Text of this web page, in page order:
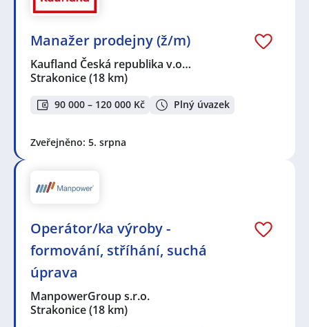
Manažer prodejny (ž/m)
Kaufland Česká republika v.o…
Strakonice(18 km)
90 000 – 120 000 Kč Plný úvazek
Zveřejněno: 5. srpna
Operátor/ka výroby -
formování, stříhání, suchá
úprava
ManpowerGroup s.r.o.
Strakonice(18 km)